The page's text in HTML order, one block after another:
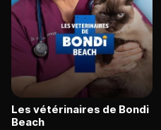
Les vétérinaires de Bondi
Beach